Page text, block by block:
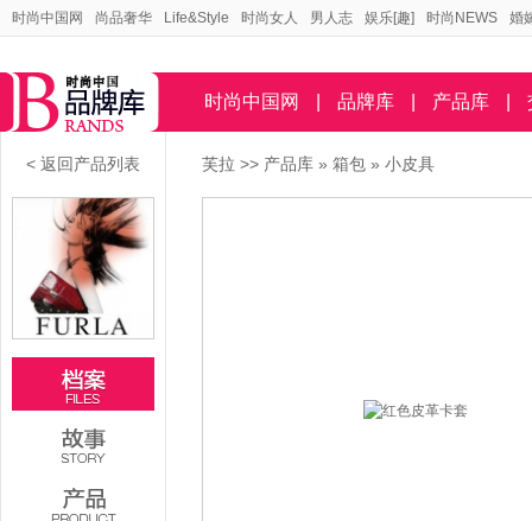
时尚中国网 尚品奢华 Life&Style 时尚女人 男人志 娱乐[趣] 时尚NEWS 婚
时尚中国网 品牌库 产品库
< 返回产品列表 芙拉 >> 产品库 » 箱包 » 小皮具